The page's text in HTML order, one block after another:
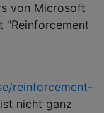
von Microsoft
"Reinforcement
reinforcement-
nicht ganz